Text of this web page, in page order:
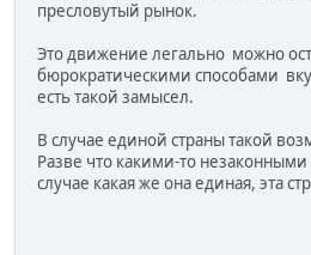
пресловутый рынок.
Это движение легально можно
бюрократическими способами
есть такой замысел.
В случае единой страны такой
Разве что какими-то
случае какая же она единая, эта